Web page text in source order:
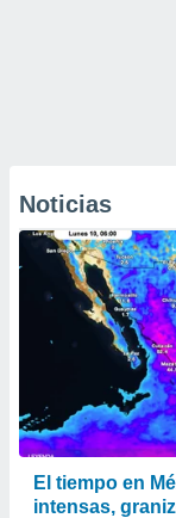
Noticias
El tiempo en
intensas,